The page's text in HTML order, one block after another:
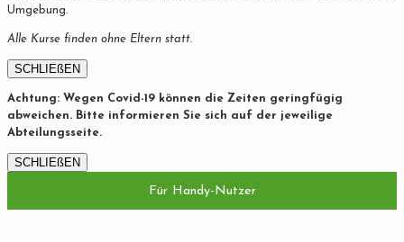
Umgebung.
Alle Kurse finden ohne Eltern statt.
SCHLIEßEN
Achtung: Wegen Covid-19 können die Zeiten geringfügig
abweichen. Bitte informieren Sie sich auf der jeweilige
Abteilungsseite.
SCHLIEßEN
Für Handy-Nutzer